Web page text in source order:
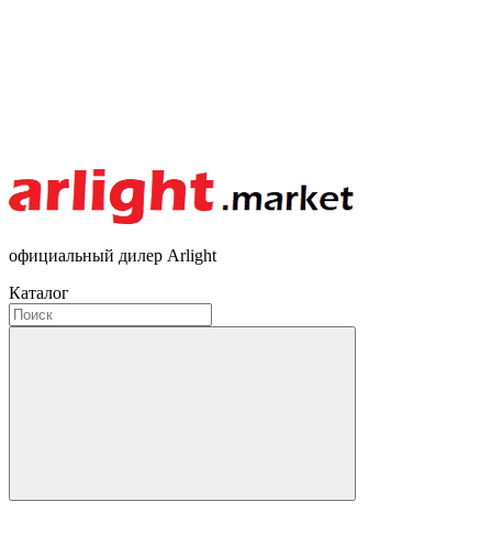
официальный дилер Arlight
Каталог